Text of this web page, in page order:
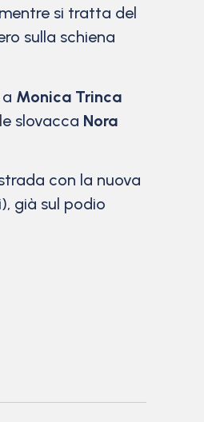
mentre si tratta del
sulla schiena
Monica Trinca
slovacca Nora
con la nuova
già sul podio